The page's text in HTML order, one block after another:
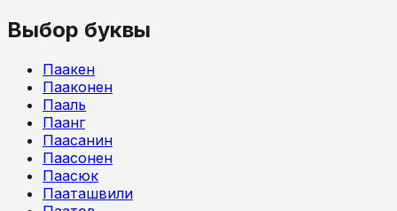
Выбор буквы
Паакен
Пааконен
Пааль
Паанг
Паасанин
Паасонен
Паасюк
Пааташвили